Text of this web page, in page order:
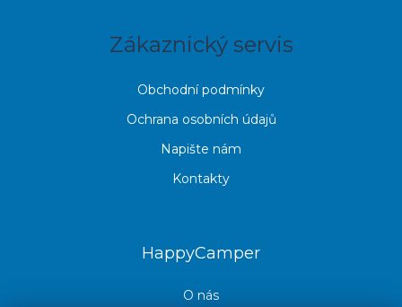
Zákaznický servis
Obchodní podmínky
Ochrana osobních údajů
Napište nám
Kontakty
HappyCamper
O nás